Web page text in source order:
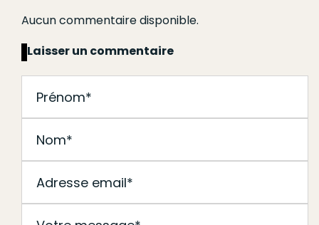
Aucun commentaire disponible.
Laisser un commentaire